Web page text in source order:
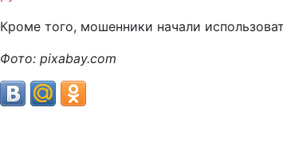
Кроме того, мошенники начали
Фото: pixabay.com